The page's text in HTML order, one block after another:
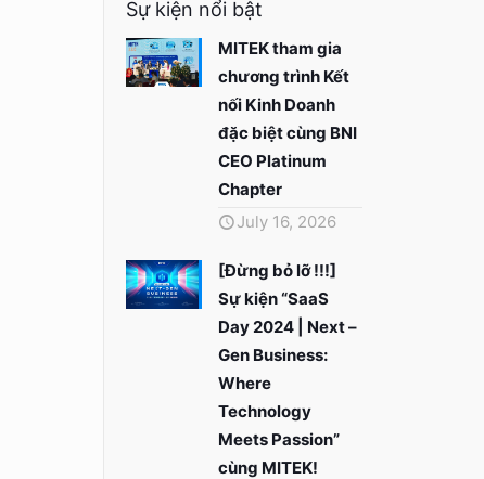
Sự kiện nổi bật
MITEK tham gia
chương trình Kết
nối Kinh Doanh
đặc biệt cùng BNI
CEO Platinum
Chapter
July 16, 2026
[Đừng bỏ lỡ !!!]
Sự kiện “SaaS
Day 2024 | Next –
Gen Business:
Where
Technology
Meets Passion”
cùng MITEK!